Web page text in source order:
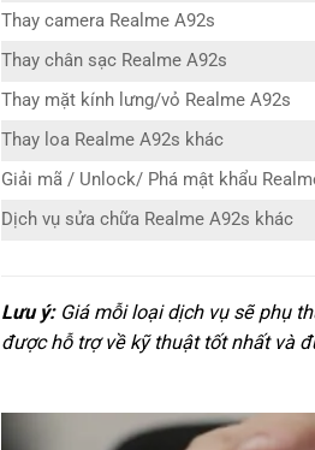
Thay camera Realme A92s
Thay chân sạc Realme A92s
Thay mặt kính lưng/vỏ Realme A92s
Thay loa Realme A92s khác
Giải mã / Unlock/ Phá mật khẩu
Dịch vụ sửa chữa Realme A92s khác
Lưu ý:Giá mỗi loại dịch vụ sẽ phụ
được hỗ trợ về kỹ thuật tốt nhất và